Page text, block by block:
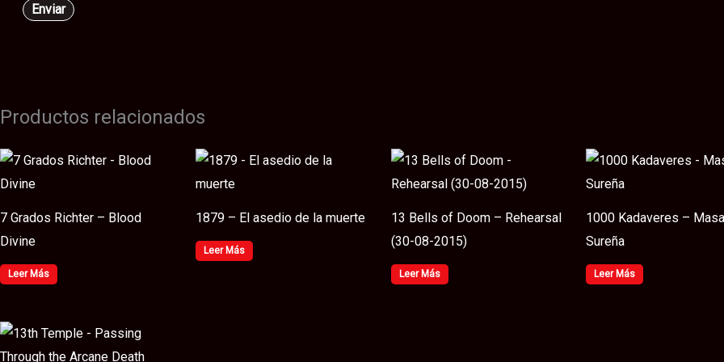
Productos relacionados
7 Grados Richter – Blood
Divine
Leer Más
1879 – El asedio de la muerte
Leer Más
13 Bells of Doom – Rehearsal
(30​-​08​-​2015)
Leer Más
1000 Kadaveres –
Sureña
Leer Más